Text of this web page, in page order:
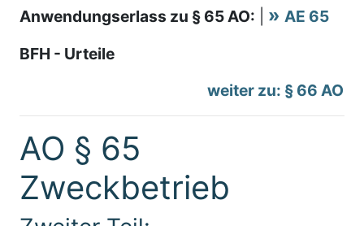
Anwendungserlass zu § 65 AO:
AE 65
BFH - Urteile
weiter zu: § 66 AO
AO § 65
Zweckbetrieb